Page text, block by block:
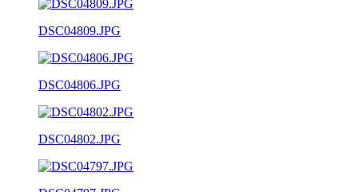
DSC04809.JPG
DSC04806.JPG
DSC04802.JPG